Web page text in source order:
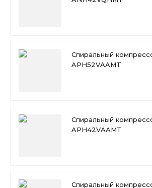
Спиральный
APH52VAAMT
Спиральный
APH42VAAMT
Спиральный